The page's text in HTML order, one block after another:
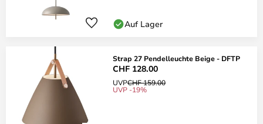
Auf Lager
Strap 27 Pendelleuchte Beige - DFTP
CHF 128.00
UVPCHF 159.00
UVP -19%